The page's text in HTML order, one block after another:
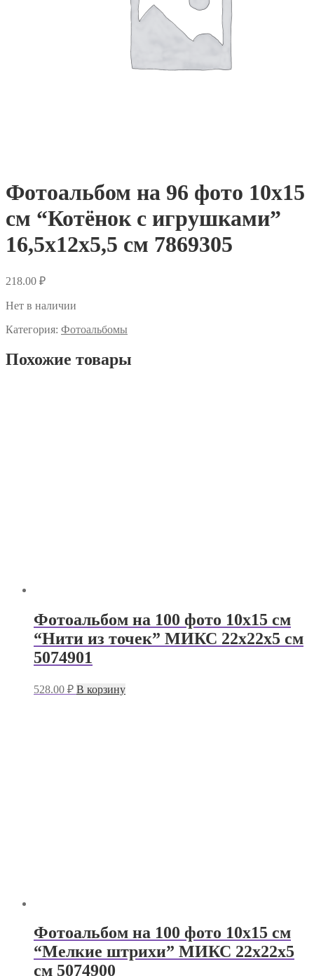
Фотоальбом на 96 фото 10х15
см “Котёнок с игрушками”
16,5х12х5,5 см 7869305
218.00 ₽
Нет в наличии
Категория: Фотоальбомы
Похожие товары
Фотоальбом на 100 фото 10х15 см
“Нити из точек” МИКС 22х22х5 см
5074901
528.00 ₽ В корзину
Фотоальбом на 100 фото 10х15 см
“Мелкие штрихи” МИКС 22х22х5
см 5074900